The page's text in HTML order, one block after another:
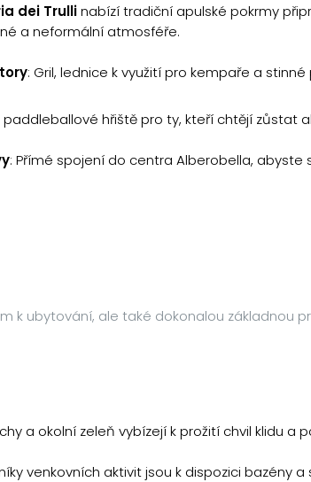
dei Trullinabízí tradiční apulské pokrmy
a neformální atmosféře.
: Gril, lednice k využití pro kempaře a stinné
paddleballové hřiště pro ty, kteří chtějí zůstat
: Přímé spojení do centra Alberobella,
k ubytování, ale také dokonalou základnou
a okolní zeleň vybízejí k prožití chvil klidu a
venkovních aktivit jsou k dispozici bazény